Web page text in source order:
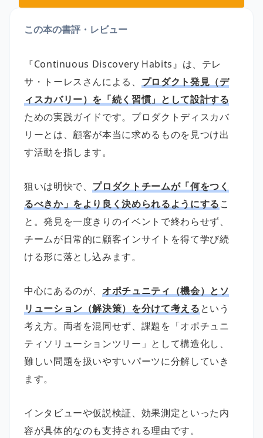
この本の書評・レビュー
『Continuous Discovery Habits』は、テレ
サ・トーレスさんによる、 プロダクト発見（デ
ィスカバリー）を「続く習慣」として設計する
ための実践ガイドです。プロダクトディスカバ
リーとは、顧客が本当に求めるものを見つけ出
す活動を指します。
狙いは明快で、 プロダクトチームが「何をつく
るべきか」をより良く決められるようにするこ
と。発見を一度きりのイベントで終わらせず、
チームが日常的に顧客インサイトを得て学び続
ける形に落とし込みます。
中心にあるのが、 オポチュニティ（機会）とソ
リューション（解決策）を分けて考えるという
考え方。両者を混同せず、課題を「オポチュニ
ティソリューションツリー」として構造化し、
難しい問題を扱いやすいパーツに分解していき
ます。
インタビューや仮説検証、効果測定といった内
容が具体的なのも支持される理由です。